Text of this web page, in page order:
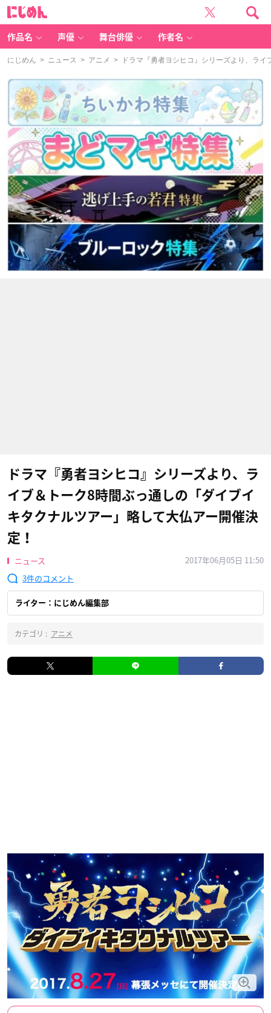
作品名 声優 舞台俳優 作者名
にじめん > ニュース > アニメ > ドラマ『勇者ヨシヒコ』シリーズより、ライ
ドラマ『勇者ヨシヒコ』シリーズより、ラ
イブ＆トーク8時間ぶっ通しの「ダイブイ
キタクナルツアー」略して大仏アー開催決
定！
ニュース
2017年06月05日 11:50
3
ライター：にじめん編集部
カテゴリ : アニメ